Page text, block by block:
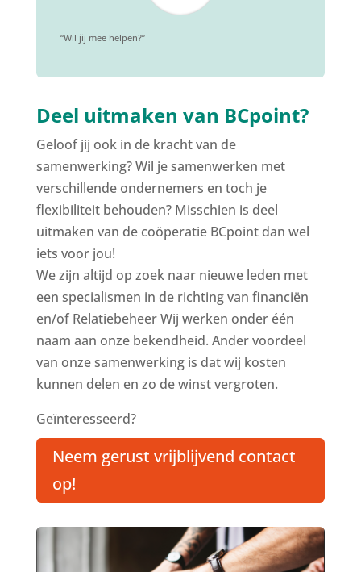
“Wil jij mee helpen?”
Deel uitmaken van BCpoint?
Geloof jij ook in de kracht van de
samenwerking? Wil je samenwerken met
verschillende ondernemers en toch je
flexibiliteit behouden? Misschien is deel
uitmaken van de coöperatie BCpoint dan wel
iets voor jou!
We zijn altijd op zoek naar nieuwe leden met
een specialismen in de richting van financiën
en/of Relatiebeheer Wij werken onder één
naam aan onze bekendheid. Ander voordeel
van onze samenwerking is dat wij kosten
kunnen delen en zo de winst vergroten.
Geïnteresseerd?
Neem gerust vrijblijvend contact
op!